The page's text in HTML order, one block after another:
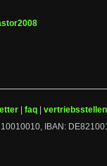
faq vertriebsstellen
IBAN: